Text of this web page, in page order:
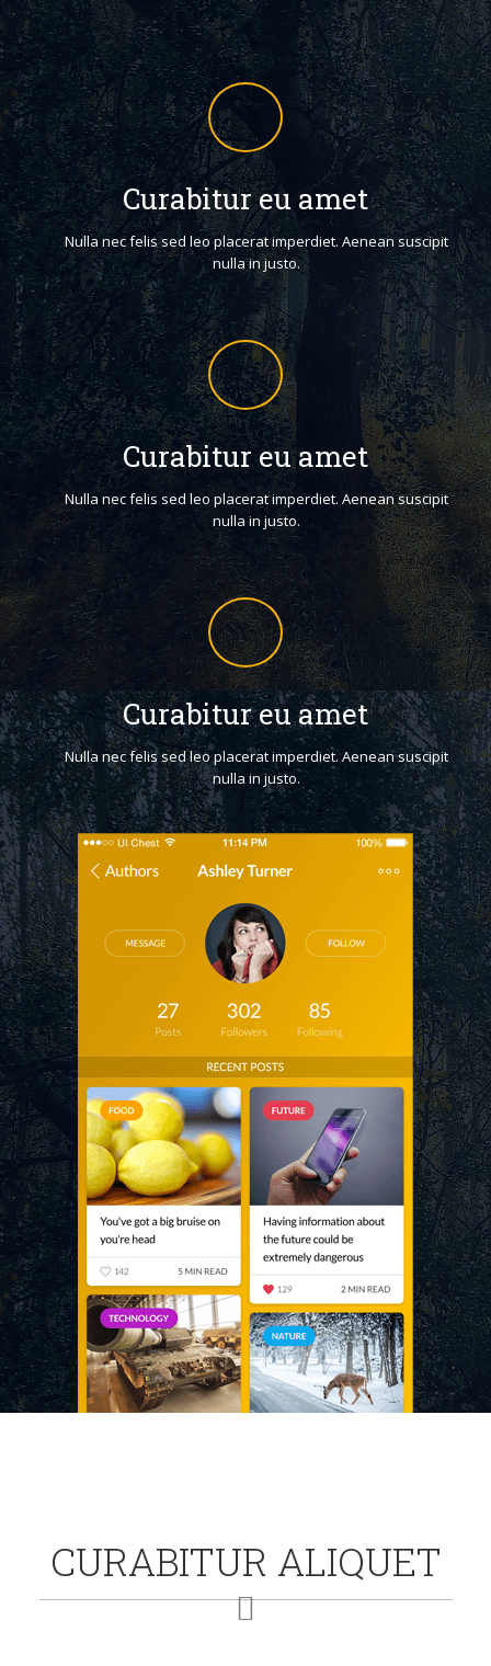
Curabitur eu amet
Nulla nec felis sed leo placerat imperdiet. Aenean suscipit
nulla in justo.
Curabitur eu amet
Nulla nec felis sed leo placerat imperdiet. Aenean suscipit
nulla in justo.
Curabitur eu amet
Nulla nec felis sed leo placerat imperdiet. Aenean suscipit
nulla in justo.
CURABITUR ALIQUET